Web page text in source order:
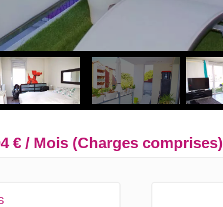
€ / Mois (Charges comprises)